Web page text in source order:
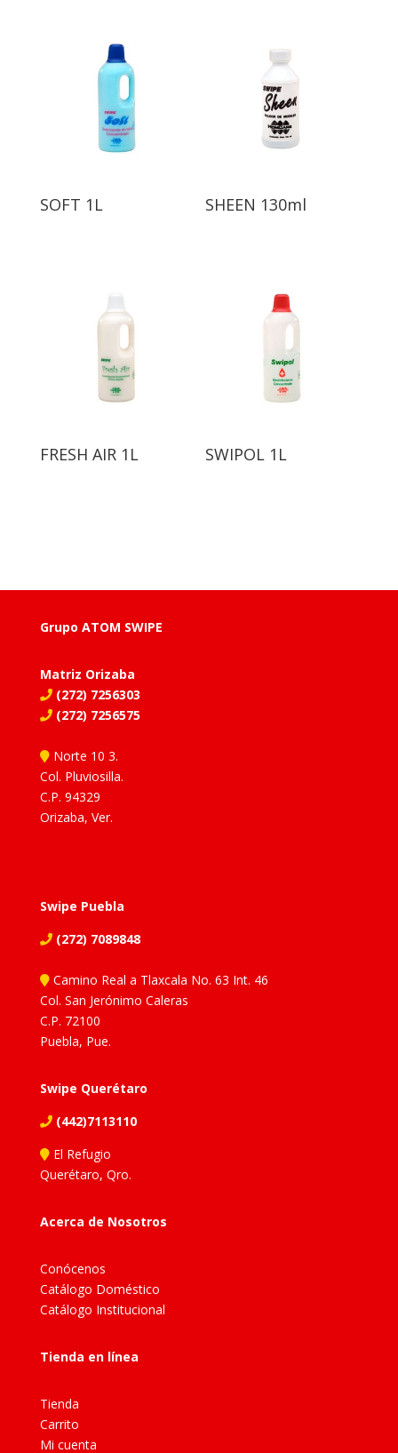
SOFT 1L SHEEN 130ml
FRESH AIR 1L SWIPOL 1L
Grupo ATOM SWIPE
Matriz Orizaba
(272) 7256303
(272) 7256575
Norte 10 3.
Col. Pluviosilla.
C.P. 94329
Orizaba, Ver.
Swipe Puebla
(272) 7089848
Camino Real a Tlaxcala No. 63 Int. 46
Col. San Jerónimo Caleras
C.P. 72100
Puebla, Pue.
Swipe Querétaro
(442)7113110
El Refugio
Querétaro, Qro.
Acerca de Nosotros
Conócenos
Catálogo Doméstico
Catálogo Institucional
Tienda en línea
Tienda
Carrito
Mi cuenta